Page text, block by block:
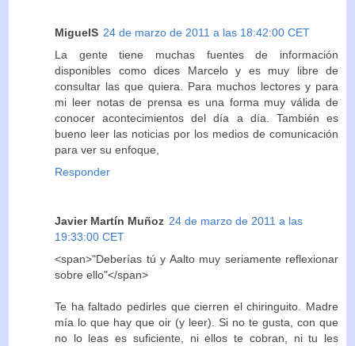
MiguelS 24 de marzo de 2011 a las 18:42:00 CET
La gente tiene muchas fuentes de información
disponibles como dices Marcelo y es muy libre de
consultar las que quiera. Para muchos lectores y para
mi leer notas de prensa es una forma muy válida de
conocer acontecimientos del día a día. También es
bueno leer las noticias por los medios de comunicación
para ver su enfoque,
Responder
Javier Martín Muñoz 24 de marzo de 2011 a las
19:33:00 CET
<span>"Deberías tú y Aalto muy seriamente reflexionar
sobre ello"</span>
Te ha faltado pedirles que cierren el chiringuito. Madre
mía lo que hay que oir (y leer). Si no te gusta, con que
no lo leas es suficiente, ni ellos te cobran, ni tu les